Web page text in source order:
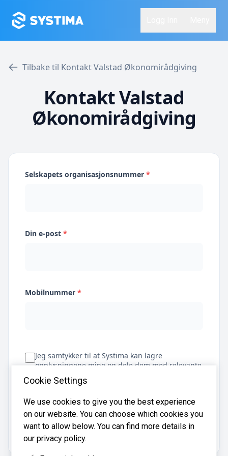
Tilbake til Kontakt Valstad Økonomirådgiving
Kontakt Valstad
Økonomirådgiving
Selskapets organisasjonsnummer *
Din e-post *
Mobilnummer *
Jeg samtykker til at Systima kan lagre
opplysningene mine og dele dem med relevante
regnskapsbyråer for å hjelpe meg å finne
regnskapsfører
Få tilbud
Cookie Settings
We use cookies to give you the best experience
on our website. You can choose which cookies you
want to allow below. You can find more details in
our privacy policy.